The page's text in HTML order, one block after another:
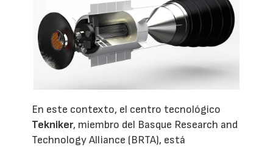
En este contexto, el centro tecnológico
Tekniker, miembro del Basque Research and
Technology Alliance (BRTA), está